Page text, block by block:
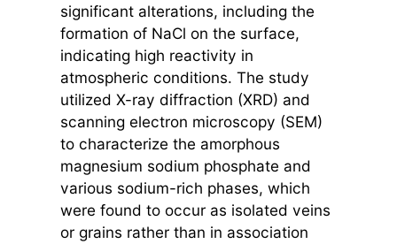
significant alterations, including the
formation of NaCl on the surface,
indicating high reactivity in
atmospheric conditions. The study
utilized X-ray diffraction (XRD) and
scanning electron microscopy (SEM)
to characterize the amorphous
magnesium sodium phosphate and
various sodium-rich phases, which
were found to occur as isolated veins
or grains rather than in association